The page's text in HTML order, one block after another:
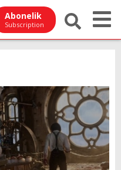
Abonelik
Subscription